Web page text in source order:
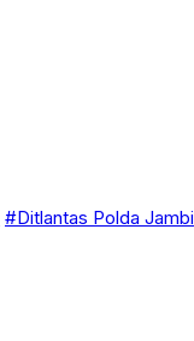
#Ditlantas Polda Jambi